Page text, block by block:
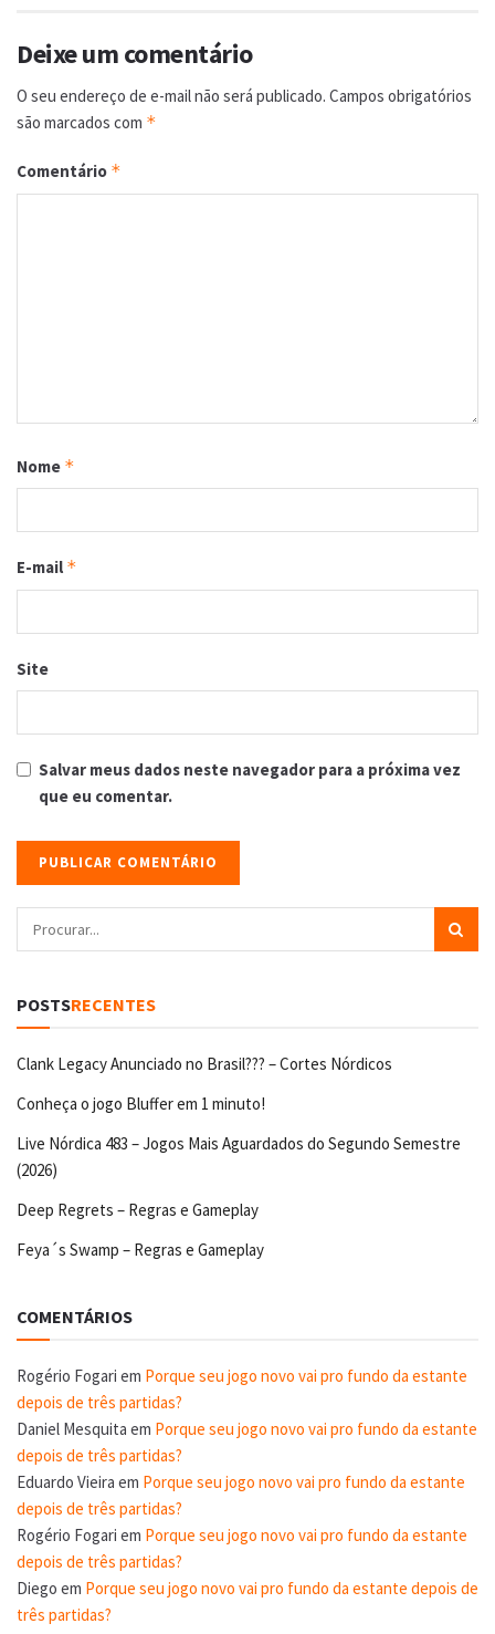
Deixe um comentário
O seu endereço de e-mail não será publicado. Campos obrigatórios
são marcados com *
Comentário *
Nome *
E-mail *
Site
Salvar meus dados neste navegador para a próxima vez
que eu comentar.
POSTSRECENTES
Clank Legacy Anunciado no Brasil??? – Cortes Nórdicos
Conheça o jogo Bluffer em 1 minuto!
Live Nórdica 483 – Jogos Mais Aguardados do Segundo Semestre
(2026)
Deep Regrets – Regras e Gameplay
Feya´s Swamp – Regras e Gameplay
COMENTÁRIOS
Rogério Fogari em Porque seu jogo novo vai pro fundo da estante
depois de três partidas?
Daniel Mesquita em Porque seu jogo novo vai pro fundo da estante
depois de três partidas?
Eduardo Vieira em Porque seu jogo novo vai pro fundo da estante
depois de três partidas?
Rogério Fogari em Porque seu jogo novo vai pro fundo da estante
depois de três partidas?
Diego em Porque seu jogo novo vai pro fundo da estante depois de
três partidas?